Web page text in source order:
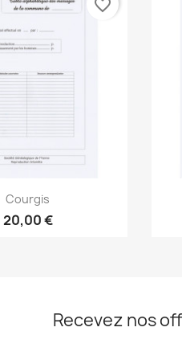
Aperçu rapide
Courgis
20,00 €
favorite_border
Recevez nos